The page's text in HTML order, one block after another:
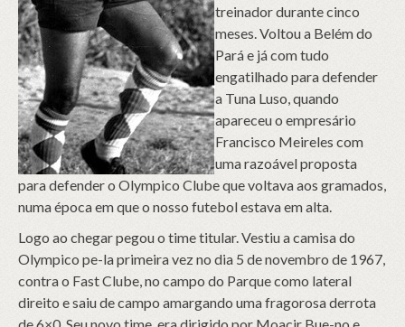
treinador durante cinco
meses. Voltou a Belém do
Pará e já com tudo
engatilhado para defender
a Tuna Luso, quando
apareceu o empresário
Francisco Meireles com
uma razoável proposta
para defender o Olympico Clube que voltava aos gramados,
numa época em que o nosso futebol estava em alta.
Logo ao chegar pegou o time titular. Vestiu a camisa do
Olympico pe-la primeira vez no dia 5 de novembro de 1967,
contra o Fast Clube, no campo do Parque como lateral
direito e saiu de campo amargando uma fragorosa derrota